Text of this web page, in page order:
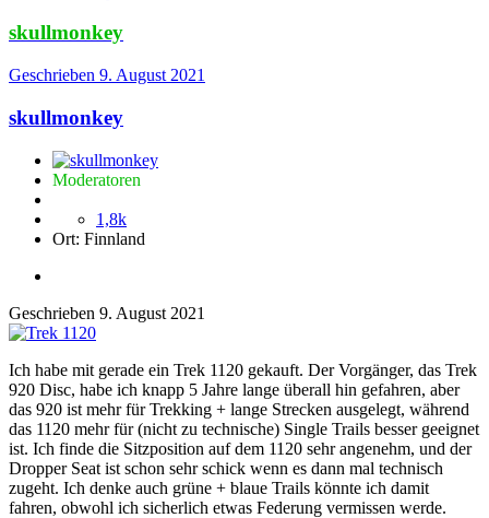
skullmonkey
Geschrieben 9. August 2021
skullmonkey
Moderatoren
1,8k
Ort: Finnland
Geschrieben 9. August 2021
Ich habe mit gerade ein Trek 1120 gekauft. Der Vorgänger, das Trek
920 Disc, habe ich knapp 5 Jahre lange überall hin gefahren, aber
das 920 ist mehr für Trekking + lange Strecken ausgelegt, während
das 1120 mehr für (nicht zu technische) Single Trails besser geeignet
ist. Ich finde die Sitzposition auf dem 1120 sehr angenehm, und der
Dropper Seat ist schon sehr schick wenn es dann mal technisch
zugeht. Ich denke auch grüne + blaue Trails könnte ich damit
fahren, obwohl ich sicherlich etwas Federung vermissen werde.